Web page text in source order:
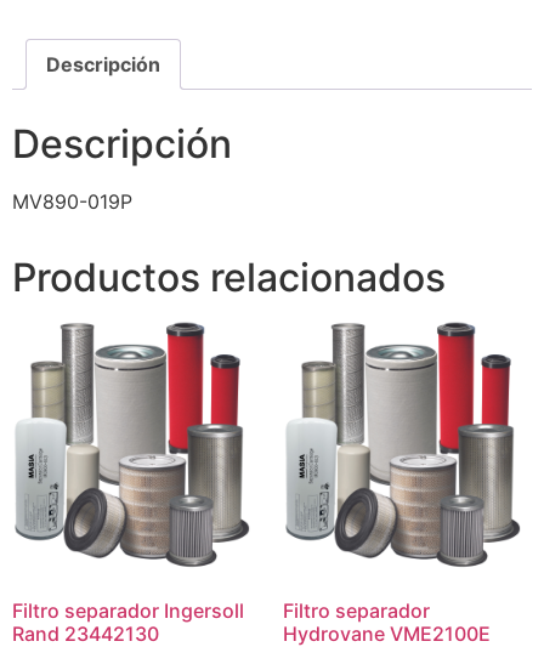
Descripción
Descripción
MV890-019P
Productos relacionados
Filtro separador Ingersoll
Rand 23442130
Filtro separador
Hydrovane VME2100E